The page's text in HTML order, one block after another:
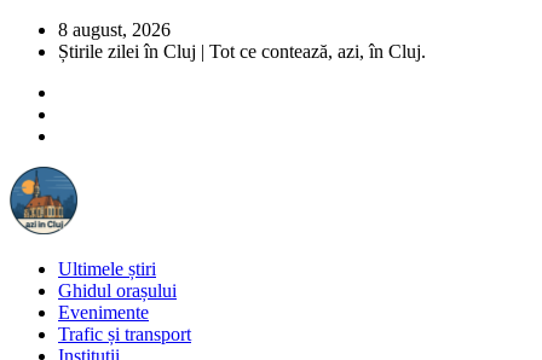
8 august, 2026
Știrile zilei în Cluj | Tot ce contează, azi, în Cluj.
Ultimele știri
Ghidul orașului
Evenimente
Trafic și transport
Instituții